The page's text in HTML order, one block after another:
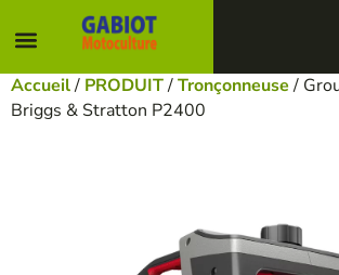
Accueil/ PRODUIT/Tronçonneuse/
Briggs & Stratton P2400